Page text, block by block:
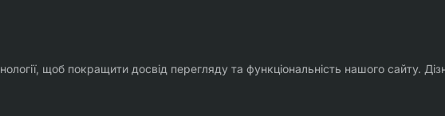
щоб покращити досвід перегляду та функціональність нашого сайту.